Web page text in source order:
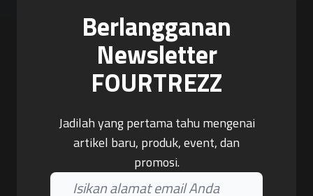
Berlangganan
Newsletter
FOURTREZZ
Jadilah yang pertama tahu mengenai
artikel baru, produk, event, dan
promosi.